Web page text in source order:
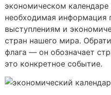
экономическом календаре
необходимая информация
выступлениям и
стран нашего мира.
флага — он обозначает
это конкретное событие.